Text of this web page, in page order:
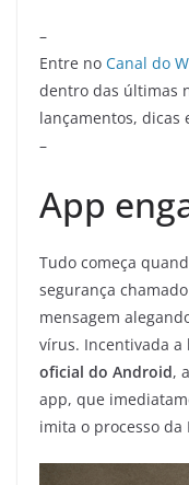
–
Entre no Canal do
dentro das últimas
lançamentos, dicas
–
App
Tudo começa
segurança chamado
mensagem
vírus. Incentivada
oficial do Android,
app, que
imita o processo da